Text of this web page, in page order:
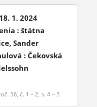
18. 1. 2024
: štátna
Sander
: Čekovská
56, č. 1 – 2, s. 4 – 5